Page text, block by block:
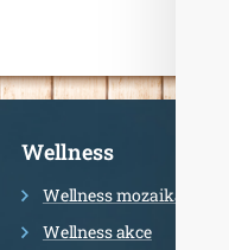
Informace
Wellness
Wellness mozaika
Wellness akce